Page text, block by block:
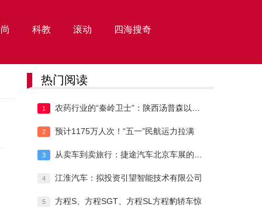
科教 滚动 四海搜奇
热门阅读
1 农药行业的“秦岭卫士”：陕西汤普森以技术
2 预计1175万人次！“五一”民航运力拉满
3 从卖车到卖旅行：捷途汽车北京车展的升维之
4 江淮汽车：拟投资引望智能技术有限公司
5 方程S、方程SGT、方程SL方程豹轿车惊